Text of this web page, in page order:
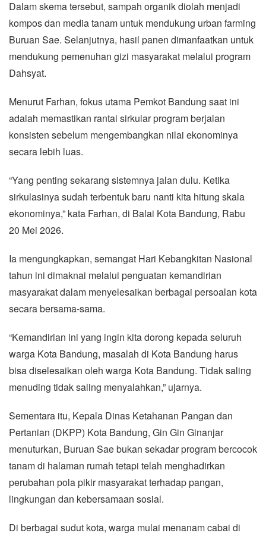
Dalam skema tersebut, sampah organik diolah menjadi
kompos dan media tanam untuk mendukung urban farming
Buruan Sae. Selanjutnya, hasil panen dimanfaatkan untuk
mendukung pemenuhan gizi masyarakat melalui program
Dahsyat.
Menurut Farhan, fokus utama Pemkot Bandung saat ini
adalah memastikan rantai sirkular program berjalan
konsisten sebelum mengembangkan nilai ekonominya
secara lebih luas.
“Yang penting sekarang sistemnya jalan dulu. Ketika
sirkulasinya sudah terbentuk baru nanti kita hitung skala
ekonominya,” kata Farhan, di Balai Kota Bandung, Rabu
20 Mei 2026.
Ia mengungkapkan, semangat Hari Kebangkitan Nasional
tahun ini dimaknai melalui penguatan kemandirian
masyarakat dalam menyelesaikan berbagai persoalan kota
secara bersama-sama.
“Kemandirian ini yang ingin kita dorong kepada seluruh
warga Kota Bandung, masalah di Kota Bandung harus
bisa diselesaikan oleh warga Kota Bandung. Tidak saling
menuding tidak saling menyalahkan,” ujarnya.
Sementara itu, Kepala Dinas Ketahanan Pangan dan
Pertanian (DKPP) Kota Bandung, Gin Gin Ginanjar
menuturkan, Buruan Sae bukan sekadar program bercocok
tanam di halaman rumah tetapi telah menghadirkan
perubahan pola pikir masyarakat terhadap pangan,
lingkungan dan kebersamaan sosial.
Di berbagai sudut kota, warga mulai menanam cabai di